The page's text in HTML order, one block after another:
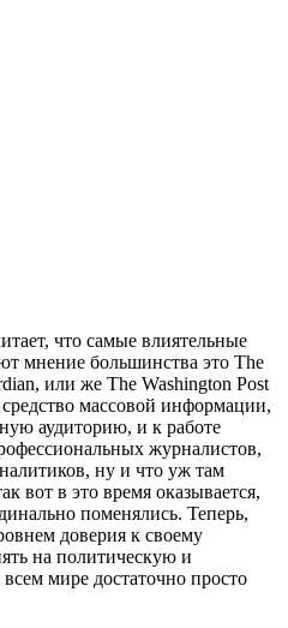
что самые влиятельные
мнение большинства это The
или же The Washington Post
массовой информации,
аудиторию, и к работе
журналистов,
ну и что уж там
вот в это время оказывается,
поменялись. Теперь,
доверия к своему
на политическую и
мире достаточно просто